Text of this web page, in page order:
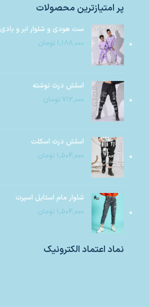
پر امتیازترین محصولات
ست هودی و شلوار ابر و بادی
۱,۱۸۸,۰۰۰ تومان
اسلش درث نوشته
۷۱۲,۰۰۰ تومان
اسلش درث اسکلت
۱,۵۰۴,۰۰۰ تومان
شلوار مام استایل اسپرت
۱,۵۰۴,۰۰۰ تومان
نماد اعتماد الکترونیک